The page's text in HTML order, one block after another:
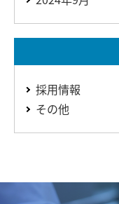
採用情報
その他